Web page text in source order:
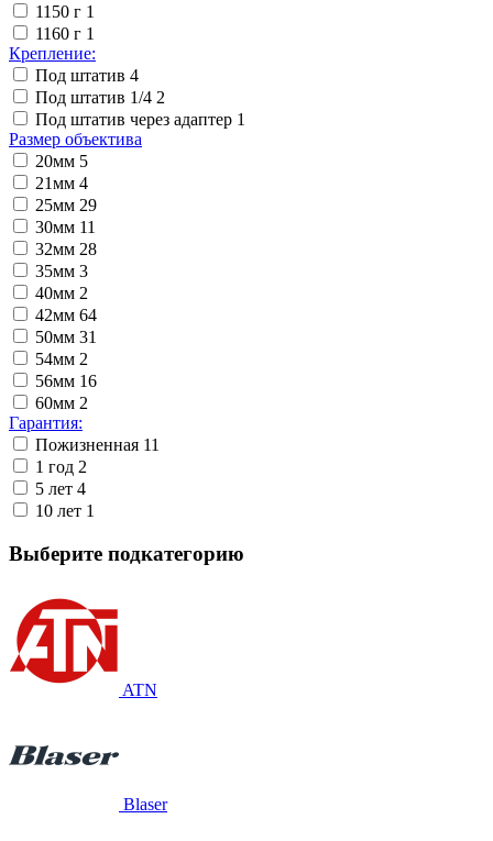
1150 г 1
1160 г 1
Крепление:
Под штатив 4
Под штатив 1/4 2
Под штатив через адаптер 1
Размер объектива
20мм 5
21мм 4
25мм 29
30мм 11
32мм 28
35мм 3
40мм 2
42мм 64
50мм 31
54мм 2
56мм 16
60мм 2
Гарантия:
Пожизненная 11
1 год 2
5 лет 4
10 лет 1
Выберите подкатегорию
ATN
Blaser